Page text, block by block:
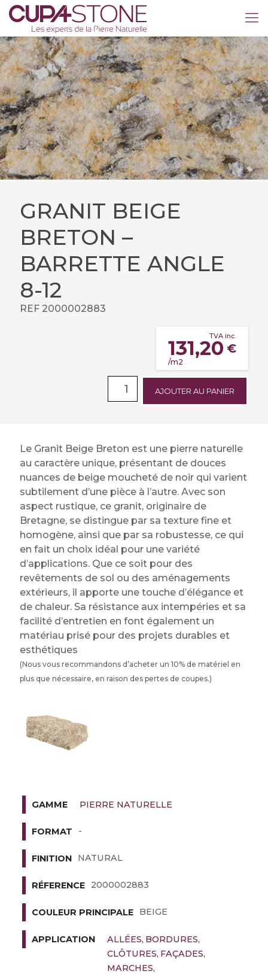
GRANIT BEIGE
BRETON –
BARRETTE ANGLE
8-12
REF 2000002883
131,20 €
TVA inc.
/m2
AJOUTER AU PANIER
Le Granit Beige Breton est une pierre naturelle
au caractère unique, présentant de douces
nuances de beige moucheté de noir qui varient
subtilement d’une pièce à l’autre. Avec son
aspect rustique, ce granit, originaire de
Bretagne, se distingue par sa texture fine et
homogène, ainsi que par sa robustesse, ce qui
en fait un choix idéal pour une variété
d’applications. Que ce soit pour des
revêtements de sol ou des aménagements
extérieurs, il apporte une touche d’élégance et
de chaleur. Sa résistance aux intempéries et sa
facilité d’entretien en font également un
matériau prisé pour des projets durables et
esthétiques
(Nous vous recommandons d’acheter un 10% de matériel en
plus que nécessaire, en raison des pertes de coupes.)
GAMME PIERRE NATURELLE
FORMAT -
FINITION NATURAL
RÉFERENCE 2000002883
COULEUR PRINCIPALE BEIGE
APPLICATION ALLÉES BORDURES
CLÔTURES FAÇADES
MARCHES